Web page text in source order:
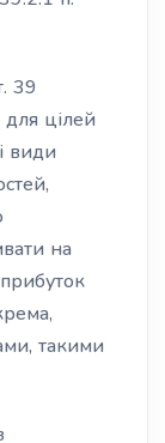
39
цілей
види
на
такими